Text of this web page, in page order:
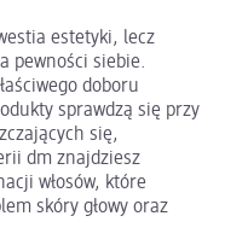
estetyki, lecz
pewności siebie.
doboru
sprawdzą się przy
się,
dm znajdziesz
włosów, które
skóry głowy oraz